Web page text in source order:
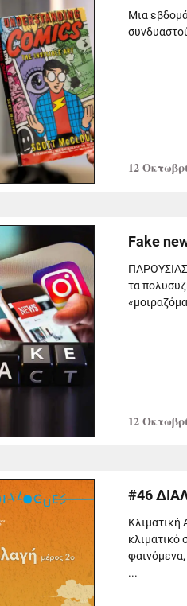
Μια
12
Fake
τα
12
#46
Κλιματική
κλιματικό
φαινόμενα,
...